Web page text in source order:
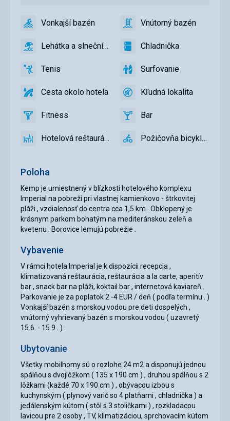
Poloha
Kemp je umiestnený v blízkosti hotelového komplexu
Imperial na pobreží pri vlastnej kamienkovo - štrkovitej
pláži , vzdialenosť do centra cca 1,5 km . Obklopený je
krásnym parkom bohatým na mediteránskou zeleň a
kvetenu . Borovice lemujú pobrežie .
Vybavenie
V rámci hotela Imperial je k dispozícii recepcia ,
klimatizovaná reštaurácia, reštaurácia a la carte, aperitív
bar , snack bar na pláži, koktail bar , internetová kaviareň .
Parkovanie je za poplatok 2 -4 EUR / deň ( podľa termínu . )
Vonkajší bazén s morskou vodou pre deti dospelých ,
vnútorný vyhrievaný bazén s morskou vodou ( uzavretý
15.6. - 15.9 . ) .
Ubytovanie
Všetky mobilhomy sú o rozlohe 24 m2 a disponujú jednou
spálňou s dvojlôžkom ( 135 x 190 cm ) , druhou spálňou s 2
lôžkami (každé 70 x 190 cm ) , obývacou izbou s
kuchynským ( plynový varič so 4 platňami , chladnička ) a
jedálenským kútom ( stôl s 3 stoličkami ) , rozkladacou
lavicou pre 2 osoby , TV, klimatizáciou, sprchovacím kútom
VonkajšíVonkajší bazén
áno
Vnútorný
Vnútorný bazén
áno
Lehátka
slnečníky
bazéne
Lehátka
a
slnečníky
na
Lehátka a slnečníky pri bazéne zadarmo
áno Chladnička
Chladnička
áno
Tenis,Tenis
áno Surfovanie
Surfovanie
áno
Cesta
hotela
Cesta okolo hotela
áno
KľudnáKľudná lokalita
áno
FitnessFitness
áno Bar Bar
áno
HotelováHotelová reštaurácia
áno
Požičovňa
Požičovňa bicyklov
áno